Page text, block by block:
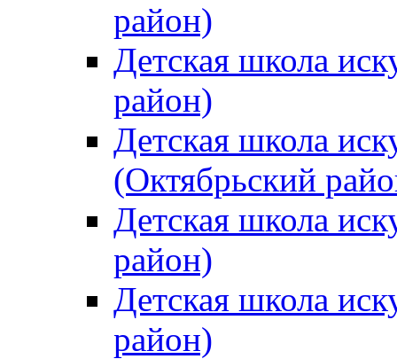
район)
Детская школа
район)
Детская школа
(Октябрьский
Детская школа
район)
Детская школа
район)